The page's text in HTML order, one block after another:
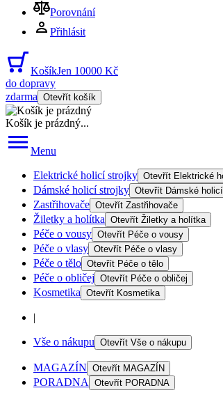
Porovnání
Přihlásit
KošíkJen 10000 Kč
do dopravy
zdarma Otevřít košík
Košík je prázdný...
Menu
Elektrické holicí strojky Otevřít Elektrické
Dámské holicí strojky Otevřít Dámské
Zastřihovače Otevřít Zastřihovače
Žiletky a holítka Otevřít Žiletky a holítka
Péče o vousy Otevřít Péče o vousy
Péče o vlasy Otevřít Péče o vlasy
Péče o tělo Otevřít Péče o tělo
Péče o obličej Otevřít Péče o obličej
Kosmetika Otevřít Kosmetika
|
Vše o nákupu Otevřít Vše o nákupu
MAGAZÍN Otevřít MAGAZÍN
PORADNA Otevřít PORADNA